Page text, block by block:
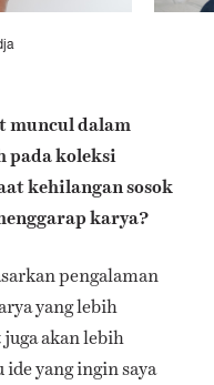
muncul dalam
pada koleksi
kehilangan sosok
karya?
pengalaman
yang lebih
akan lebih
yang ingin saya